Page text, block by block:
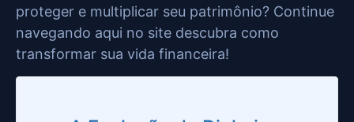
proteger e multiplicar seu patrimônio? Continue
navegando aqui no site descubra como
transformar sua vida financeira!